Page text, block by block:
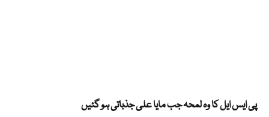
پی ایس ایل کا وہ لمحہ جب مایا علی جذباتی ہو گئیں